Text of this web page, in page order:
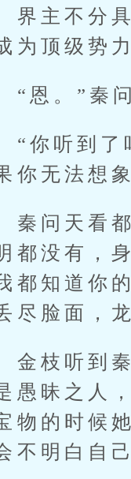
主不分具
为顶级势力
。”秦问
听到了吗
你无法想
问天看都
都没有，
都知道你
尽脸面，
枝听到秦
愚昧之人
物的时候
不明白自